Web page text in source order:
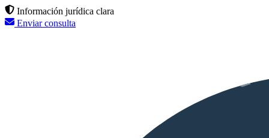
Información jurídica clara
Enviar consulta